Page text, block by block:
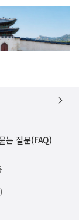
는 질문(FAQ)